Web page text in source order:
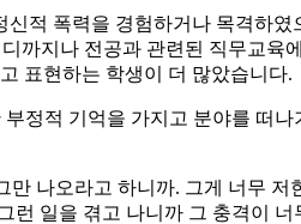
적 폭력을 경험하거나 목격하
까지나 전공과 관련된 직무교
표현하는 학생이 더 많았습니다.
정적 기억을 가지고 분야를 떠
나오라고 하니까. 그게 너무
일을 겪고 나니까 그 충격이